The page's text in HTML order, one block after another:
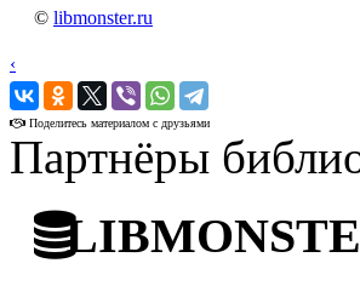
© libmonster.ru
‹
›
Поделитесь материалом с друзьями
Партнёры